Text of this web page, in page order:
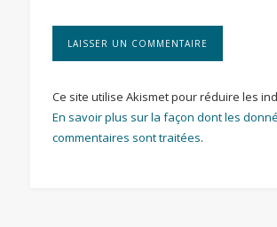
Ce site utilise Akismet pour réduire les
En savoir plus sur la façon dont les
commentaires sont traitées.